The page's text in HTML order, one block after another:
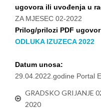
ugovora ili uvođenja u
ZA MJESEC 02-2022
Prilog/prilozi PDF
ODLUKA IZUZECA 2022
Datum unosa:
29.04.2022.godine Portal
GRADSKO GRIJANJE
2020